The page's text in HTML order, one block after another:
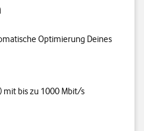
Optimierung Deines
mit bis zu 1000 Mbit/s